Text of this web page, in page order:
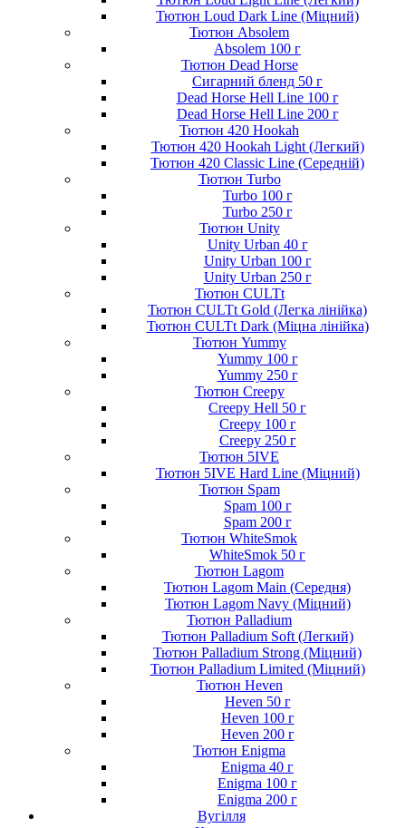
Тютюн Loud Dark Line (Міцний)
Тютюн Absolem
Absolem 100 г
Тютюн Dead Horse
Сигарний бленд 50 г
Dead Horse Hell Line 100 г
Dead Horse Hell Line 200 г
Тютюн 420 Hookah
Тютюн 420 Hookah Light (Легкий)
Тютюн 420 Classic Line (Середній)
Тютюн Turbo
Turbo 100 г
Turbo 250 г
Тютюн Unity
Unity Urban 40 г
Unity Urban 100 г
Unity Urban 250 г
Тютюн CULTt
Тютюн CULTt Gold (Легка лінійка)
Тютюн CULTt Dark (Міцна лінійка)
Тютюн Yummy
Yummy 100 г
Yummy 250 г
Тютюн Creepy
Creepy Hell 50 г
Creepy 100 г
Creepy 250 г
Тютюн 5IVE
Тютюн 5IVE Hard Line (Міцний)
Тютюн Spam
Spam 100 г
Spam 200 г
Тютюн WhiteSmok
WhiteSmok 50 г
Тютюн Lagom
Тютюн Lagom Main (Середня)
Тютюн Lagom Navy (Міцний)
Тютюн Palladium
Тютюн Palladium Soft (Легкий)
Тютюн Palladium Strong (Міцний)
Тютюн Palladium Limited (Міцний)
Тютюн Heven
Heven 50 г
Heven 100 г
Heven 200 г
Тютюн Enigma
Enigma 40 г
Enigma 100 г
Enigma 200 г
Вугілля